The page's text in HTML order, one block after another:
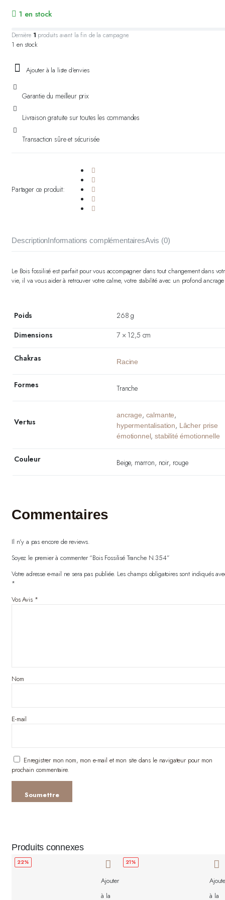
1 en stock
Dernière 1 produits avant la fin de la campagne.
1 en stock
Ajouter à la liste d'envies
Garantie du meilleur prix
Livraison gratuite sur toutes les commandes
Transaction sûre et sécurisée
Partager ce produit:
DescriptionInformations complémentairesAvis (0)
Le Bois fossilisé est parfait pour vous accompagner dans tout changement dans
vie, il va vous aider à retrouver votre calme, votre stabilité avec un profond ancrage
Poids
268 g
Dimensions
7 × 12,5 cm
Chakras Racine
Formes Tranche
Vertus
ancrage, calmante,
hypermentalisation, Lâcher prise
émotionnel,stabilité émotionnelle
Couleur Beige, marron, noir, rouge
Commentaires
Il n'y a pas encore de reviews.
Soyez le premier à commenter “Bois Fossilisé Tranche N.354”
Votre adresse e-mail ne sera pas publiée. Les champs obligatoires sont indiqués
*
Vos Avis *
Nom
E-mail
Enregistrer mon nom, mon e-mail et mon site dans le navigateur pour mon
prochain commentaire.
Produits connexes
22%
Ajouter
à la
21%
à la